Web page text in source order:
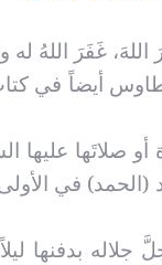
غَفَرَ اللهُ له
أيضاً في
صلاتَها عليها
في
جلاله بدفنها